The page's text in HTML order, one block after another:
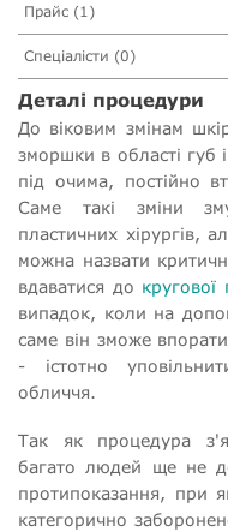
Прайс (1)
Спеціалісти (0)
Деталі процедури
До віковим змінам
зморшки в області губ
під очима, постійно
Саме такі зміни
пластичних хірургів,
можна назвати
вдаватися до кругової
випадок, коли на
саме він зможе
- істотно
обличчя.
Так як процедура
багато людей ще не
протипоказання, при
категорично